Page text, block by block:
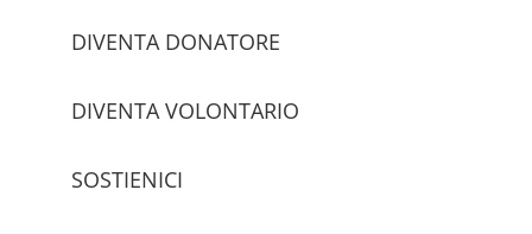
DIVENTA DONATORE
DIVENTA VOLONTARIO
SOSTIENICI